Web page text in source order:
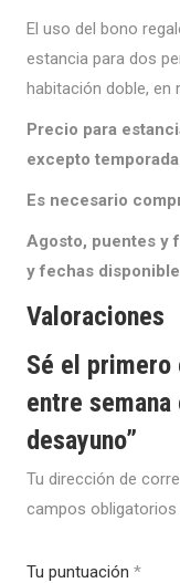
El uso del bono
estancia para dos
habitación doble, en
Precio para
excepto
Es necesario
Agosto, puentes y
y fechas
Valoraciones
Sé el primero
entre
desayuno”
Tu dirección de
campos
Tu puntuación *